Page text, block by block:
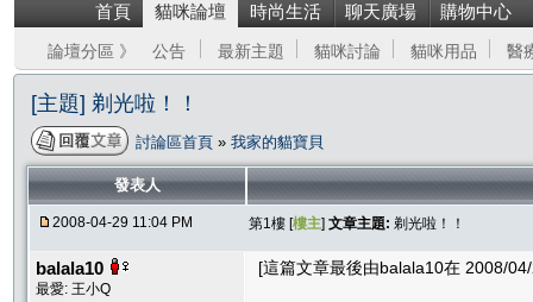
首頁 貓咪論壇 時尚生活 聊天廣場 購物中心
論壇分區 》 公告 最新主題 貓咪討論 貓咪用品 醫
[主題] 剃光啦！！
討論區首頁 » 我家的貓寶貝
發表人
2008-04-29 11:04 PM 第1樓 [樓主] 文章主題: 剃光啦！！
balala10
最愛: 王小Q
[這篇文章最後由balala10在 2008/